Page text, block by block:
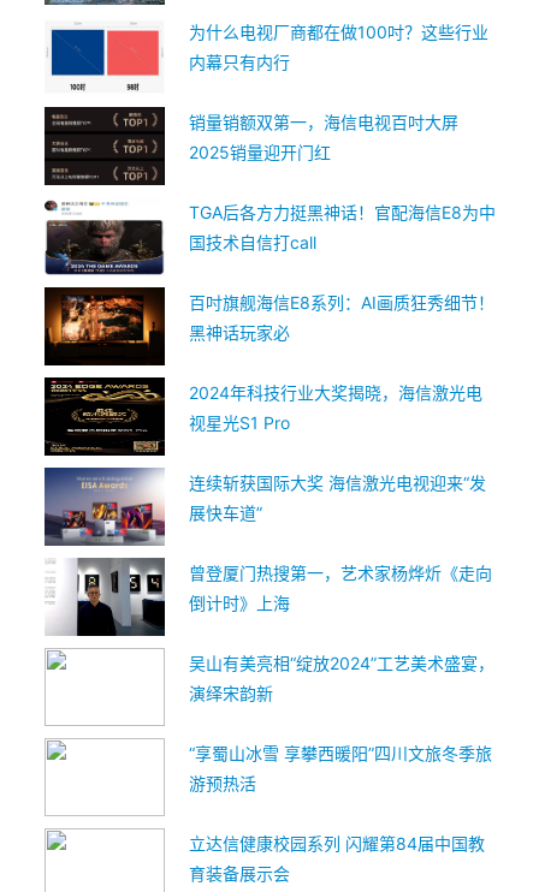
为什么电视厂商都在做100吋？这些行业
内幕只有内行
销量销额双第一，海信电视百吋大屏
2025销量迎开门红
TGA后各方力挺黑神话！官配海信E8为中
国技术自信打call
百吋旗舰海信E8系列：AI画质狂秀细节！
黑神话玩家必
2024年科技行业大奖揭晓，海信激光电
视星光S1 Pro
连续斩获国际大奖 海信激光电视迎来“发
展快车道”
曾登厦门热搜第一，艺术家杨烨炘《走向
倒计时》上海
吴山有美亮相“绽放2024”工艺美术盛宴，
演绎宋韵新
“享蜀山冰雪 享攀西暖阳”四川文旅冬季旅
游预热活
立达信健康校园系列 闪耀第84届中国教
育装备展示会